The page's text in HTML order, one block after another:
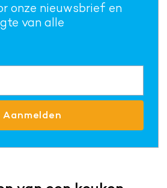
onze nieuwsbrief en
van alle
Aanmelden